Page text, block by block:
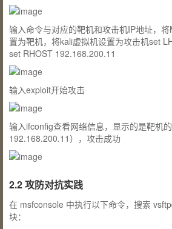
输入命令与对应的靶机和攻击机IP地址，
置为靶机，将kali虚拟机设置为攻击机set
set RHOST 192.168.200.11
输入exploit开始攻击
输入ifconfig查看网络信息，显示的是靶机
192.168.200.11），攻击成功
2.2 攻防对抗实践
在 msfconsole 中执行以下命令，搜索
块：